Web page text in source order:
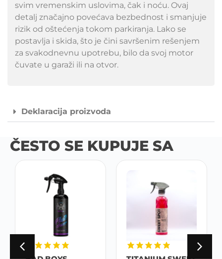
svim vremenskim uslovima, čak i noću. Ovaj
detalj značajno povećava bezbednost i smanjuje
rizik od oštećenja tokom parkiranja. Lako se
postavlja i skida, što je čini savršenim rešenjem
za svakodnevnu upotrebu, bilo da svoj motor
čuvate u garaži ili na otvor.
Deklaracija proizvoda
ČESTO SE KUPUJE SA